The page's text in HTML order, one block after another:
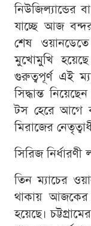
নিউজিল্যান্ডের
যাচ্ছে আজ
শেষ
মুখোমুখি হয়েছে
গুরুত্বপূর্ণ এই
সিদ্ধান্ত
টস হেরে আগে
মিরাজের
সিরিজ
তিন ম্যাচের
থাকায় আজকের
হয়েছে।